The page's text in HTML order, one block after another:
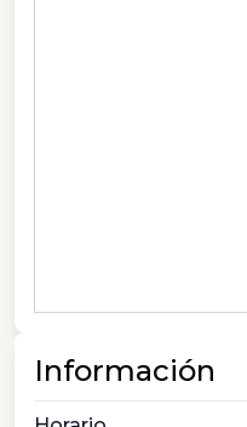
Información